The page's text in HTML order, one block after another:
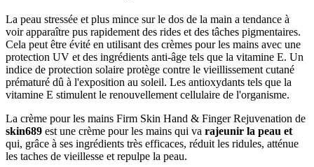
La peau stressée et plus mince sur le dos de la main a tendance à
voir apparaître pus rapidement des rides et des tâches pigmentaires.
Cela peut être évité en utilisant des crèmes pour les mains avec une
protection UV et des ingrédients anti-âge tels que la vitamine E. Un
indice de protection solaire protège contre le vieillissement cutané
prématuré dû à l'exposition au soleil. Les antioxydants tels que la
vitamine E stimulent le renouvellement cellulaire de l'organisme.
La crème pour les mains Firm Skin Hand & Finger Rejuvenation de
skin689 est une crème pour les mains qui va rajeunir la peau et
qui, grâce à ses ingrédients très efficaces, réduit les ridules, atténue
les taches de vieillesse et repulpe la peau.